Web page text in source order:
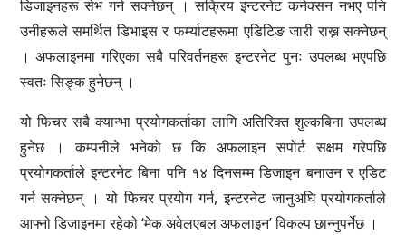
डिजाइनहरू सेभ गर्न सक्नेछन् । सक्रिय इन्टरनेट कनेक्सन नभए पनि
उनीहरूले समर्थित डिभाइस र फर्म्याटहरूमा एडिटिङ जारी राख्न सक्नेछन्
। अफलाइनमा गरिएका सबै परिवर्तनहरू इन्टरनेट पुनः उपलब्ध भएपछि
स्वतः सिङ्क हुनेछन् ।
यो फिचर सबै क्यान्भा प्रयोगकर्ताका लागि अतिरिक्त शुल्कबिना उपलब्ध
हुनेछ । कम्पनीले भनेको छ कि अफलाइन सपोर्ट सक्षम गरेपछि
प्रयोगकर्ताले इन्टरनेट बिना पनि १४ दिनसम्म डिजाइन बनाउन र एडिट
गर्न सक्नेछन् । यो फिचर प्रयोग गर्न, इन्टरनेट जानुअघि प्रयोगकर्ताले
आफ्नो डिजाइनमा रहेको ‘मेक अवेलएबल अफलाइन’ विकल्प छान्नुपर्नेछ ।